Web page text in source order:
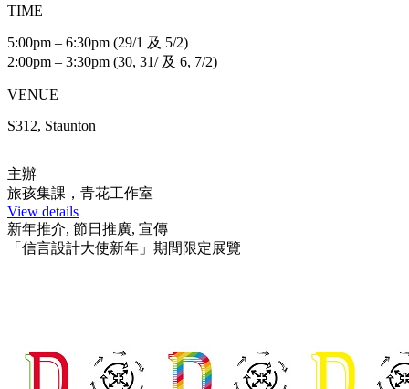
TIME
5:00pm – 6:30pm (29/1 及 5/2)
2:00pm – 3:30pm (30, 31/ 及 6, 7/2)
VENUE
S312, Staunton
主辦
旅孩集課，青花工作室
View details
新年推介, 節日推廣, 宣傳
「信言設計大使新年」期間限定展覽